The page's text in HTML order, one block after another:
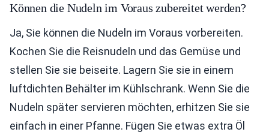
Können die Nudeln im Voraus zubereitet werden?
Ja, Sie können die Nudeln im Voraus vorbereiten.
Kochen Sie die Reisnudeln und das Gemüse und
stellen Sie sie beiseite. Lagern Sie sie in einem
luftdichten Behälter im Kühlschrank. Wenn Sie die
Nudeln später servieren möchten, erhitzen Sie sie
einfach in einer Pfanne. Fügen Sie etwas extra Öl